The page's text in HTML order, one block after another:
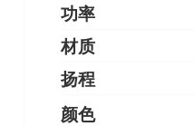
功率
材质
扬程
颜色